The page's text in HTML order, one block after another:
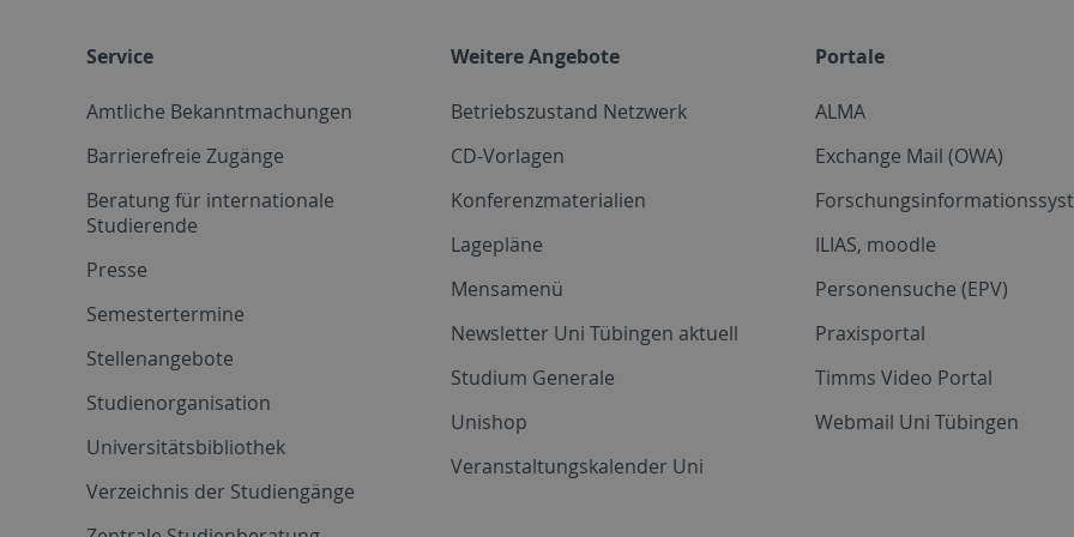
Service
Amtliche Bekanntmachungen
Barrierefreie Zugänge
Beratung für internationale
Studierende
Presse
Semestertermine
Stellenangebote
Studienorganisation
Universitätsbibliothek
Verzeichnis der Studiengänge
Weitere Angebote
Betriebszustand Netzwerk
CD-Vorlagen
Konferenzmaterialien
Lagepläne
Mensamenü
Newsletter Uni Tübingen aktuell
Studium Generale
Unishop
Veranstaltungskalender Uni
Portale
ALMA
Exchange Mail (OWA)
ILIAS, moodle
Personensuche (EPV)
Praxisportal
Timms Video Portal
Webmail Uni Tübingen